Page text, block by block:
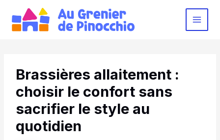
contenu
Brassières allaitement :
choisir le confort sans
sacrifier le style au
quotidien